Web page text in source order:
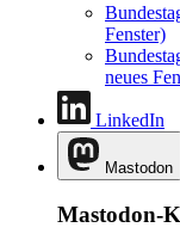
Fenster)
neues
LinkedIn
Mastodon
Mastodon-